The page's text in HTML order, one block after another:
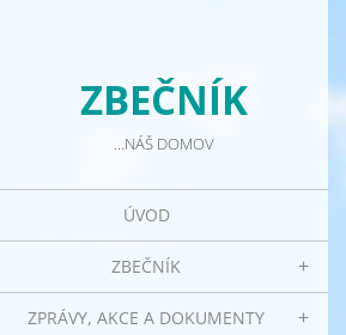
ZBEČNÍK
...NÁŠ DOMOV
ÚVOD
ZBEČNÍK
ZPRÁVY, AKCE A DOKUMENTY